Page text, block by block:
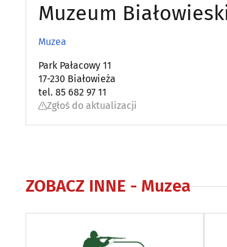
Muzeum
Muzea
Park Pałacowy 11
17-230 Białowieża
tel. 85 682 97 11
Zgłoś do aktualizacji
ZOBACZ INNE - Muzea